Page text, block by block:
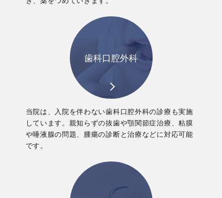
歯科口腔外科
当院は、入院を伴わない歯科口腔外科の診療も実施
しています。親知らずの抜歯や顎関節症治療、粘膜
や唾液腺の問題、腫瘍の診断と治療などに対応可能
です。